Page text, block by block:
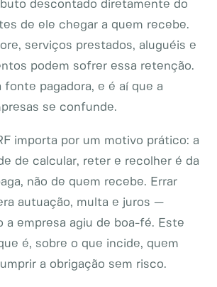
descontado diretamente do
de ele chegar a quem recebe.
serviços prestados, aluguéis e
podem sofrer essa retenção.
fonte pagadora, e é aí que a
se confunde.
importa por um motivo prático: a
de calcular, reter e recolher é da
não de quem recebe. Errar
autuação, multa e juros —
a empresa agiu de boa-fé. Este
é, sobre o que incide, quem
a obrigação sem risco.